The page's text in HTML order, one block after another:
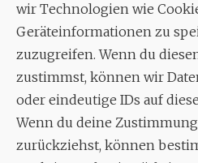
wir Technologien wie
Geräteinformationen zu
zuzugreifen. Wenn du
zustimmst, können wir
oder eindeutige IDs auf
Wenn du deine
zurückziehst, können
70619
Enrico
Tel.+49 (0)177